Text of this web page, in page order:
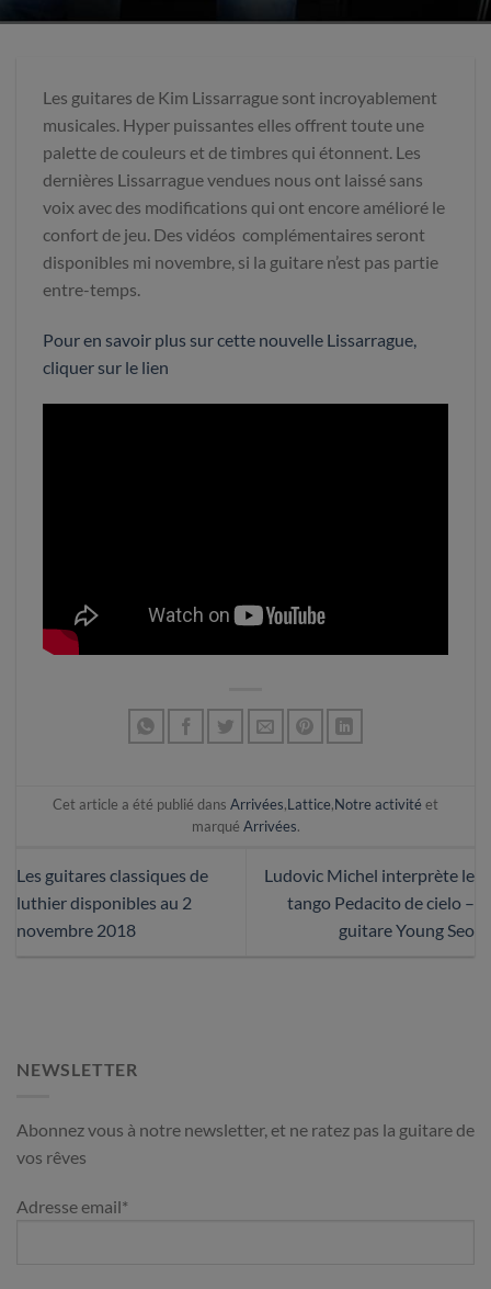
Les guitares de Kim Lissarrague sont incroyablement
musicales. Hyper puissantes elles offrent toute une
palette de couleurs et de timbres qui étonnent. Les
dernières Lissarrague vendues nous ont laissé sans
voix avec des modifications qui ont encore amélioré le
confort de jeu. Des vidéos complémentaires seront
disponibles mi novembre, si la guitare n’est pas partie
entre-temps.
Pour en savoir plus sur cette nouvelle Lissarrague,
cliquer sur le lien
Cet article a été publié dans Arrivées,Lattice,Notre activité et
marqué Arrivées.
Les guitares classiques de
luthier disponibles au 2
novembre 2018
Ludovic Michel interprète le
tango Pedacito de cielo –
guitare Young Seo
NEWSLETTER
Abonnez vous à notre newsletter, et ne ratez pas la guitare de
vos rêves
Adresse email*